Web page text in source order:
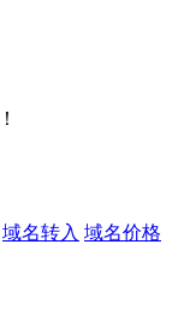
域名转入 域名价格